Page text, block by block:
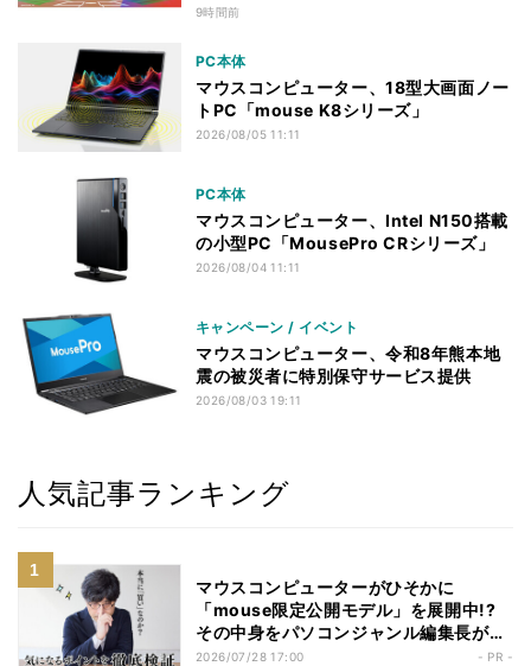
9時間前
PC本体
マウスコンピューター、18型大画面ノー
トPC「mouse K8シリーズ」
2026/08/05 11:11
PC本体
マウスコンピューター、Intel N150搭載
の小型PC「MousePro CRシリーズ」
2026/08/04 11:11
キャンペーン / イベント
マウスコンピューター、令和8年熊本地
震の被災者に特別保守サービス提供
2026/08/03 19:11
人気記事ランキング
マウスコンピューターがひそかに
「mouse限定公開モデル」を展開中!?
その中身をパソコンジャンル編集長が勝
手にチェックしてみた
2026/07/28 17:00 - PR -